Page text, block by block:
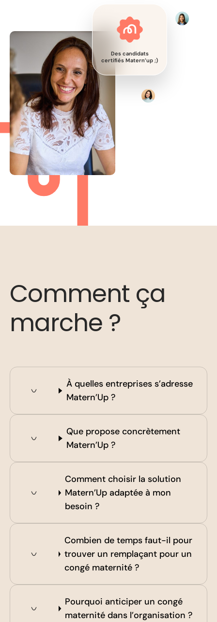
Des candidats
certifiés Matern’up ;)
Comment ça
marche ?
À quelles entreprises s’adresse
Matern’Up ?
Que propose concrètement
Matern’Up ?
Comment choisir la solution
Matern’Up adaptée à mon
besoin ?
Combien de temps faut-il pour
trouver un remplaçant pour un
congé maternité ?
Pourquoi anticiper un congé
maternité dans l’organisation ?